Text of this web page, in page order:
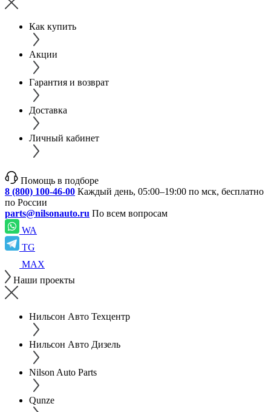
Как купить
Акции
Гарантия и возврат
Доставка
Личный кабинет
Помощь в подборе
8 (800) 100-46-00 Каждый день, 05:00–19:00 по мск, бесплатно
по России
parts@nilsonauto.ru По всем вопросам
WA
TG
MAX
Наши проекты
Нильсон Авто Техцентр
Нильсон Авто Дизель
Nilson Auto Parts
Qunze